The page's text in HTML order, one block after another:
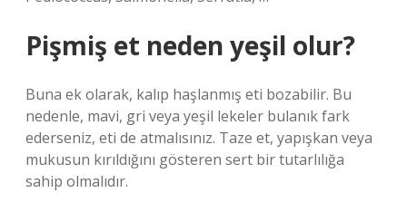
Pişmiş et neden yeşil olur?
Buna ek olarak, kalıp haşlanmış eti bozabilir. Bu
nedenle, mavi, gri veya yeşil lekeler bulanık fark
ederseniz, eti de atmalısınız. Taze et, yapışkan veya
mukusun kırıldığını gösteren sert bir tutarlılığa
sahip olmalıdır.